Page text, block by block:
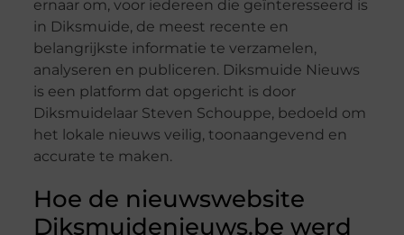
ernaar om, voor iedereen die geïnteresseerd is
in Diksmuide, de meest recente en
belangrijkste informatie te verzamelen,
analyseren en publiceren. Diksmuide Nieuws
is een platform dat opgericht is door
Diksmuidelaar Steven Schouppe, bedoeld om
het lokale nieuws veilig, toonaangevend en
accurate te maken.
Hoe de nieuwswebsite
Diksmuidenieuws.be werd